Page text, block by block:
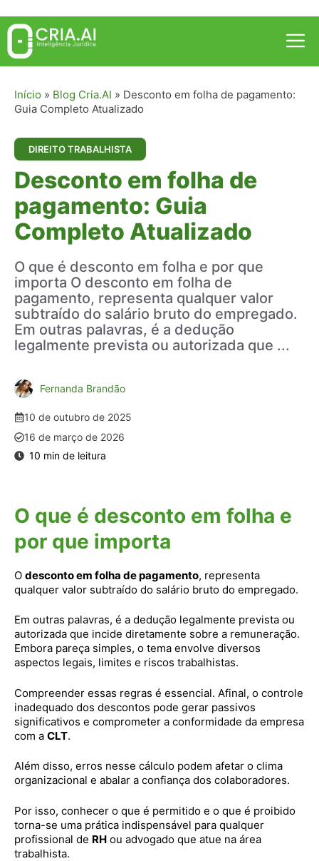
Pular
para
conteúdo
Início » Blog Cria.AI » Desconto em folha de pagamento:
Guia Completo Atualizado
DIREITO TRABALHISTA
Desconto em folha de
pagamento: Guia
Completo Atualizado
O que é desconto em folha e por que
importa O desconto em folha de
pagamento, representa qualquer valor
subtraído do salário bruto do empregado.
Em outras palavras, é a dedução
legalmente prevista ou autorizada que ...
Fernanda Brandão
10 de outubro de 2025
16 de março de 2026
O que é desconto em folha e
por que importa
O desconto em folha de pagamento, representa
qualquer valor subtraído do salário bruto do empregado.
Em outras palavras, é a dedução legalmente prevista ou
autorizada que incide diretamente sobre a remuneração.
Embora pareça simples, o tema envolve diversos
aspectos legais, limites e riscos trabalhistas.
Compreender essas regras é essencial. Afinal, o controle
inadequado dos descontos pode gerar passivos
significativos e comprometer a conformidade da empresa
com a CLT.
Além disso, erros nesse cálculo podem afetar o clima
organizacional e abalar a confiança dos colaboradores.
Por isso, conhecer o que é permitido e o que é proibido
torna-se uma prática indispensável para qualquer
profissional de RH ou advogado que atue na área
trabalhista.